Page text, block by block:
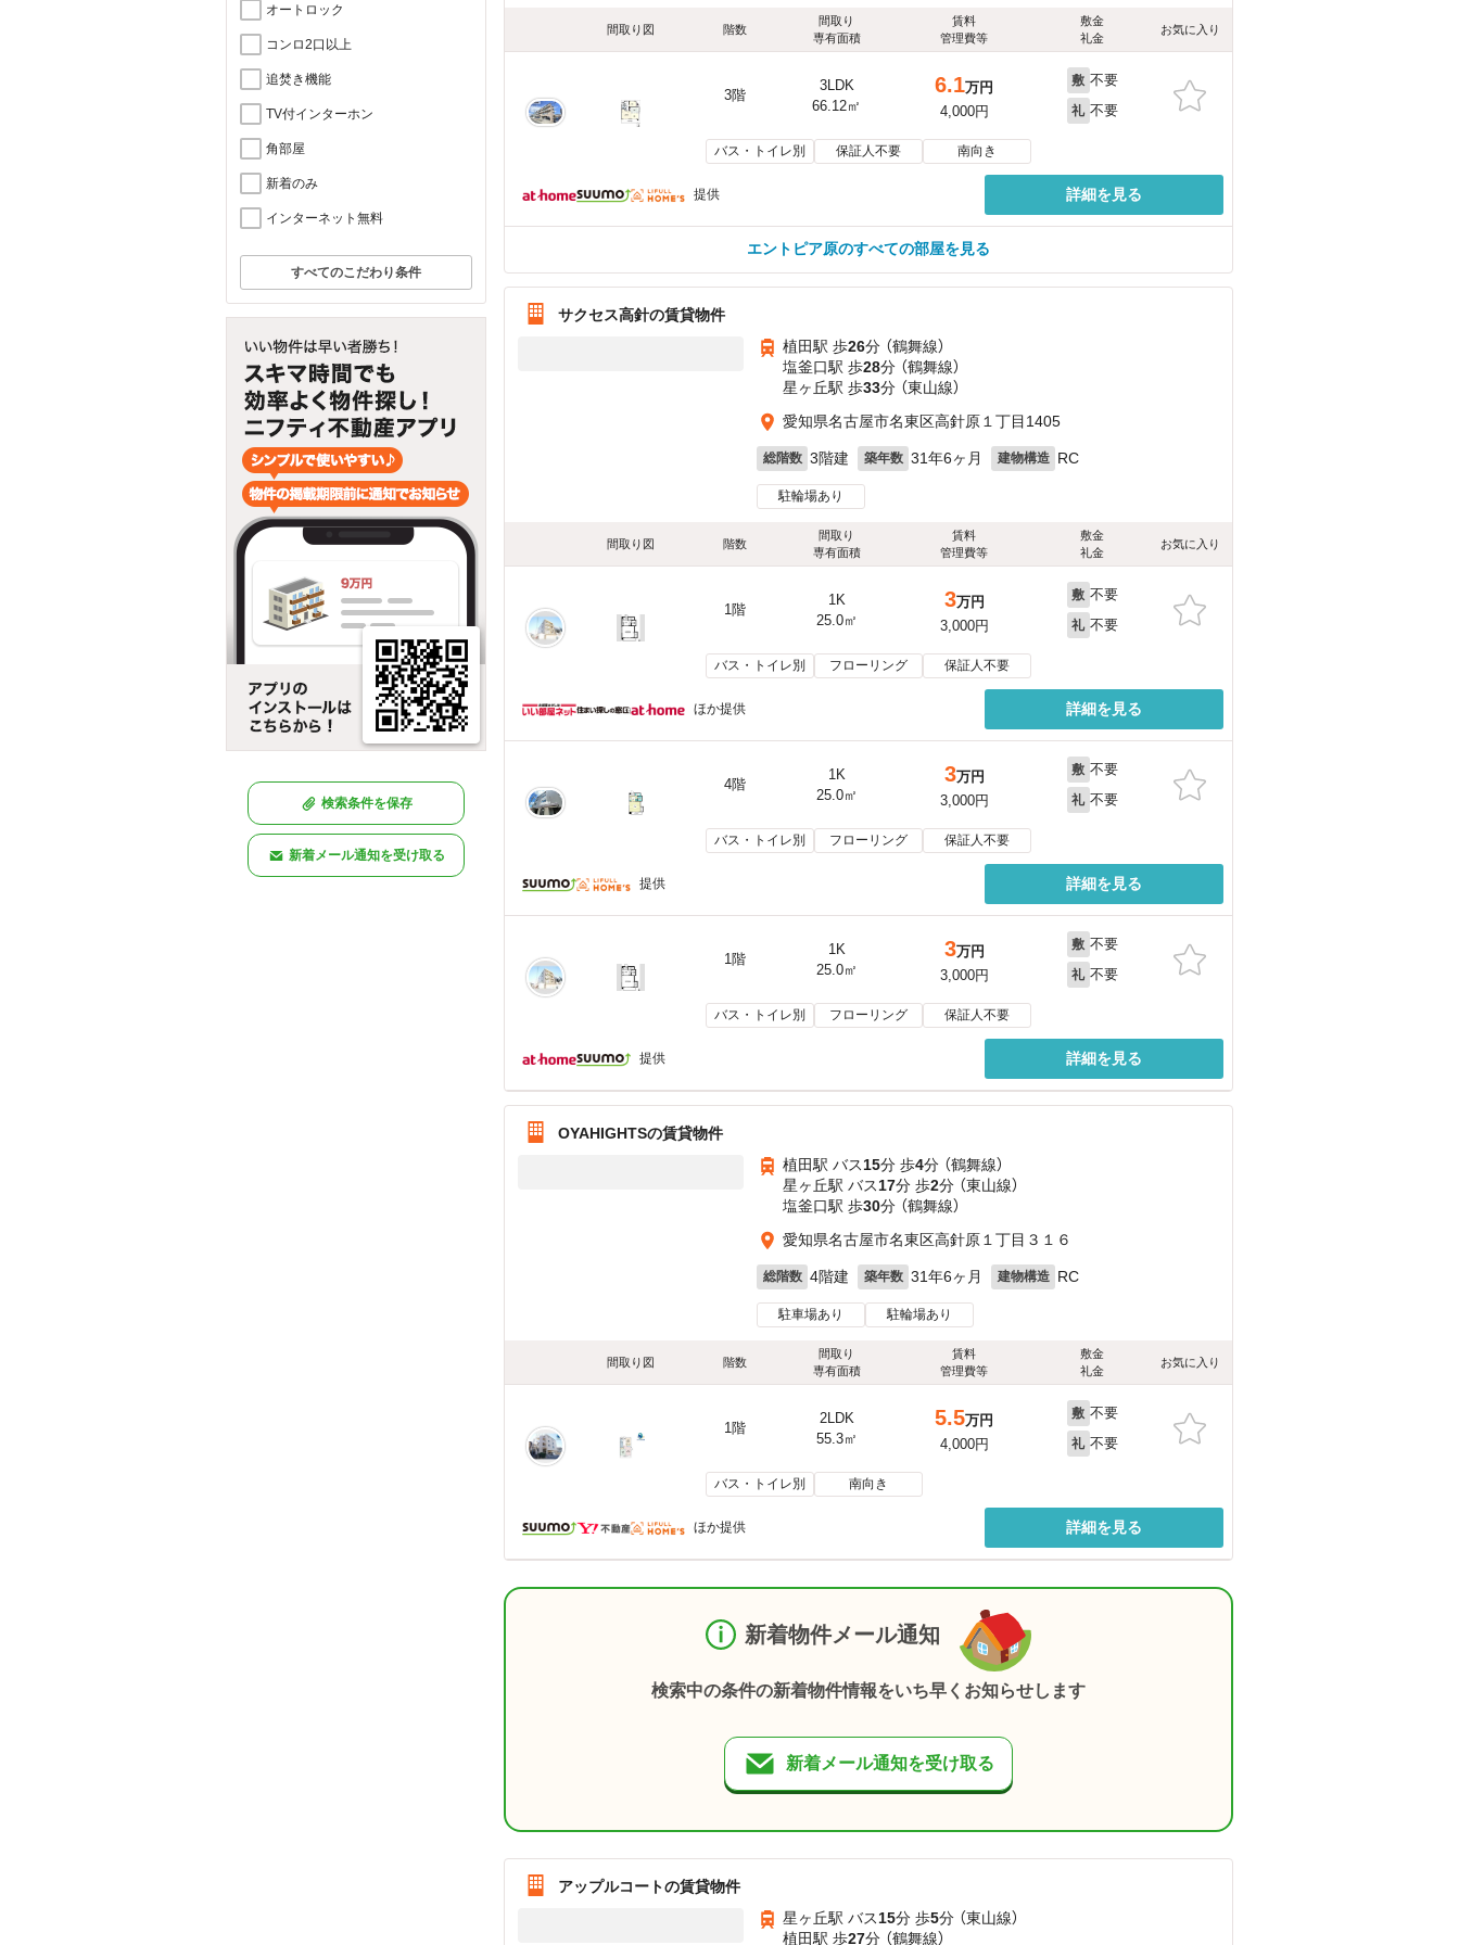
オートロック
コンロ2口以上
追焚き機能
TV付インターホン
角部屋
新着のみ
インターネット無料
すべてのこだわり条件
検索条件を保存
新着メール通知を受け取る
間取り図 階数
間取り
専有面積
賃料
管理費等
敷金
礼金
お気に入り
3階
3LDK
66.12㎡
6.1万円
4,000円
敷 不要
礼 不要
バス・トイレ別 保証人不要 南向き
提供 詳細を見る
エントピア原のすべての部屋を見る
サクセス高針の賃貸物件
植田駅 歩26分 （鶴舞線）
塩釜口駅 歩28分 （鶴舞線）
星ヶ丘駅 歩33分 （東山線）
愛知県名古屋市名東区高針原１丁目1405
総階数 3階建 築年数 31年6ヶ月 建物構造 RC
駐輪場あり
間取り図 階数
間取り
専有面積
賃料
管理費等
敷金
礼金
お気に入り
1階
1K
25.0㎡
3万円
3,000円
敷 不要
礼 不要
バス・トイレ別 フローリング 保証人不要
ほか提供 詳細を見る
4階
1K
25.0㎡
3万円
3,000円
敷 不要
礼 不要
バス・トイレ別 フローリング 保証人不要
提供 詳細を見る
1階
1K
25.0㎡
3万円
3,000円
敷 不要
礼 不要
バス・トイレ別 フローリング 保証人不要
提供 詳細を見る
OYAHIGHTSの賃貸物件
植田駅 バス15分 歩4分 （鶴舞線）
星ヶ丘駅 バス17分 歩2分 （東山線）
塩釜口駅 歩30分 （鶴舞線）
愛知県名古屋市名東区高針原１丁目３１６
総階数 4階建 築年数 31年6ヶ月 建物構造 RC
駐車場あり 駐輪場あり
間取り図 階数
間取り
専有面積
賃料
管理費等
敷金
礼金
お気に入り
1階
2LDK
55.3㎡
5.5万円
4,000円
敷 不要
礼 不要
バス・トイレ別 南向き
ほか提供 詳細を見る
新着物件メール通知
検索中の条件の新着物件情報をいち早くお知らせします
新着メール通知を受け取る
アップルコートの賃貸物件
星ヶ丘駅 バス15分 歩5分 （東山線）
植田駅 歩27分 （鶴舞線）